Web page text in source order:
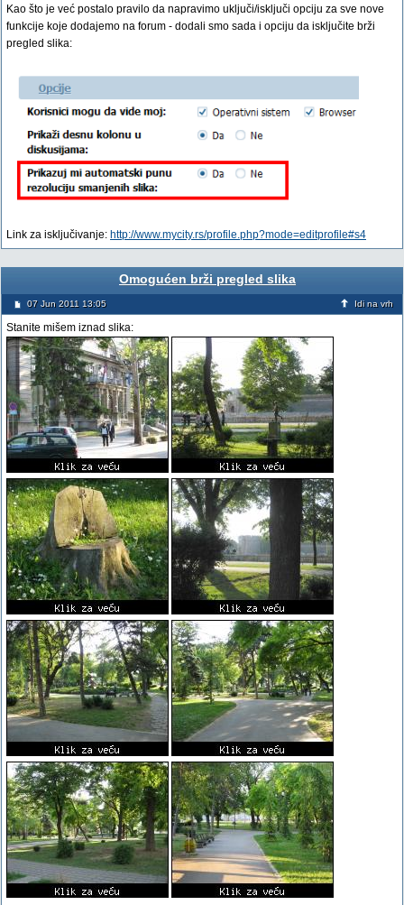
Kao što je već postalo pravilo da napravimo uključi/isključi opciju za sve nove
funkcije koje dodajemo na forum - dodali smo sada i opciju da isključite brži
pregled slika:
Link za isključivanje: http://www.mycity.rs/profile.php?mode=editprofile#s4
Omogućen brži pregled slika
07 Jun 2011 13:05 Idi na vrh
Stanite mišem iznad slika: